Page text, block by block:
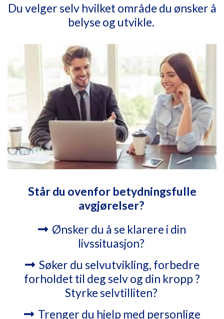
Du velger selv hvilket område du ønsker å
belyse og utvikle.
Står du ovenfor betydningsfulle
avgjørelser?
Ønsker du å se klarere i din
livssituasjon?
Søker du selvutvikling, forbedre
forholdet til deg selv og din kropp ?
Styrke selvtilliten?
Trenger du hjelp med personlige